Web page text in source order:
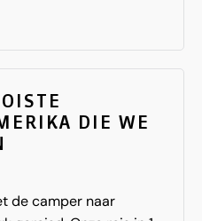
gedacht dat the
welke zeker niet
fan van Amerika!
DIE WE
de camper naar